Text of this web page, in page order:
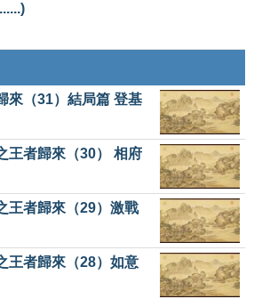
來（31）結局篇 登基
王者歸來（30） 相府
王者歸來（29）激戰
王者歸來（28）如意